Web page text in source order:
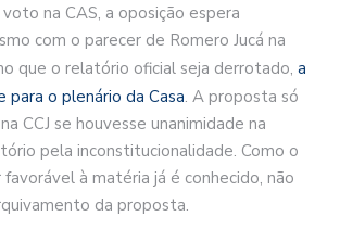
na CAS, a oposição espera
com o parecer de Romero Jucá na
que o relatório oficial seja derrotado, a
para o plenário da Casa. A proposta só
CCJ se houvesse unanimidade na
pela inconstitucionalidade. Como o
à matéria já é conhecido, não
da proposta.